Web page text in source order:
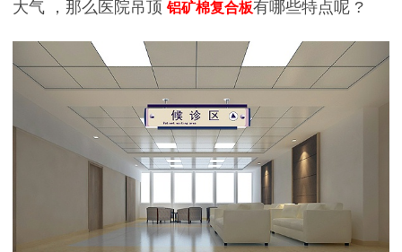
大气 ，那么医院吊顶铝矿棉复合板有哪些特点呢 ?